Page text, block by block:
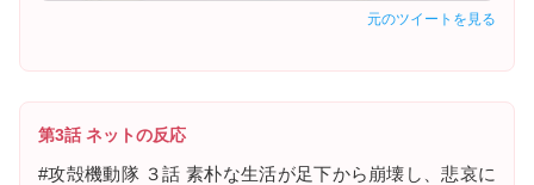
元のツイートを見る
第3話 ネットの反応
#攻殻機動隊 ３話 素朴な生活が足下から崩壊し、悲哀に